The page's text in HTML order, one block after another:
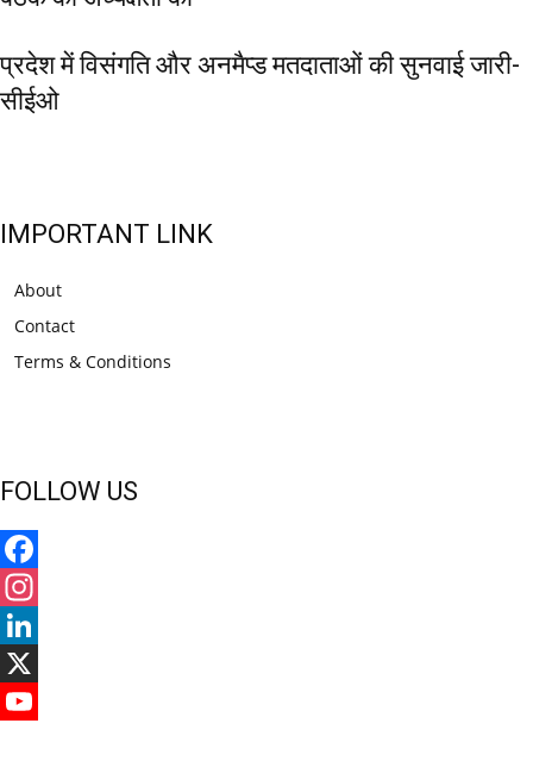
प्रदेश में विसंगति और अनमैप्ड मतदाताओं की सुनवाई जारी-
सीईओ
IMPORTANT LINK
About
Contact
Terms & Conditions
FOLLOW US
Facebook
Instagram
LinkedIn
X